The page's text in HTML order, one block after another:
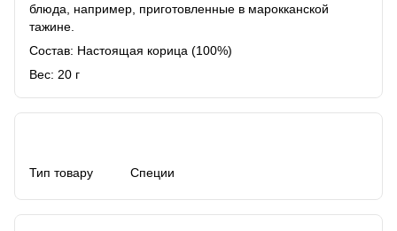
блюда, например, приготовленные в марокканской
тажине.
Состав: Настоящая корица (100%)
Вес: 20 г
Тип товару Специи